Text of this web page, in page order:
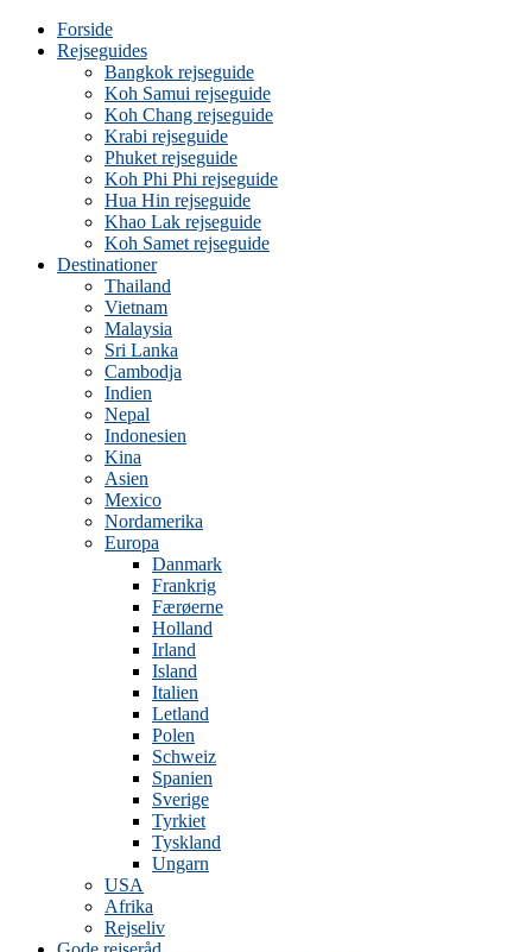
Forside
Rejseguides
Bangkok rejseguide
Koh Samui rejseguide
Koh Chang rejseguide
Krabi rejseguide
Phuket rejseguide
Koh Phi Phi rejseguide
Hua Hin rejseguide
Khao Lak rejseguide
Koh Samet rejseguide
Destinationer
Thailand
Vietnam
Malaysia
Sri Lanka
Cambodja
Indien
Nepal
Indonesien
Kina
Asien
Mexico
Nordamerika
Europa
Danmark
Frankrig
Færøerne
Holland
Irland
Island
Italien
Letland
Polen
Schweiz
Spanien
Sverige
Tyrkiet
Tyskland
Ungarn
USA
Afrika
Rejseliv